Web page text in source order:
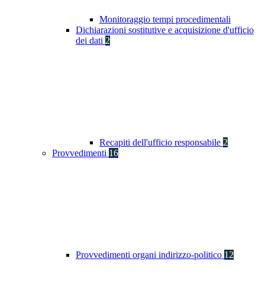
Monitoraggio tempi procedimentali
Dichiarazioni sostitutive e acquisizione d'ufficio
dei dati 2
Recapiti dell'ufficio responsabile 2
Provvedimenti 16
Provvedimenti organi indirizzo-politico 12